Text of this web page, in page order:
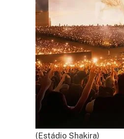
(Estádio Shakira)